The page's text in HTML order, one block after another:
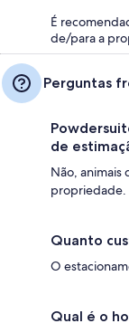
É
de/para a
Perguntas
de
Não, animais
propriedade.
Quanto
O
Qual é o